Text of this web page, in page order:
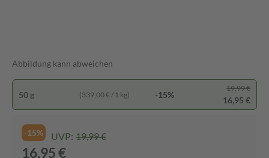
Abbildung kann abweichen
50 g (339,00 € / 1 kg) -15%
19,99 €
16,95 €
-15% UVP: 19,99 €
16,95 €